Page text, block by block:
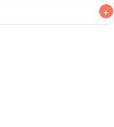
+
くお早めにお召